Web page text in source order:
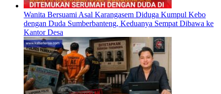
Wanita Bersuami Asal Karangasem Diduga Kumpul Kebo
dengan Duda Sumberbanteng, Keduanya Sempat Dibawa ke
Kantor Desa